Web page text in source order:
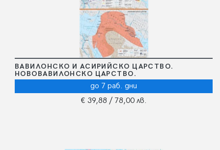
ВАВИЛОНСКО И АСИРИЙСКО ЦАРСТВО.
НОВОВАВИЛОНСКО ЦАРСТВО.
до 7 раб. дни
€ 39,88 / 78,00 лв.